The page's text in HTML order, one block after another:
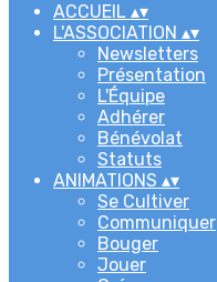
ACCUEIL ▴▾
L'ASSOCIATION ▴▾
Newsletters
Présentation
L'Équipe
Adhérer
Bénévolat
Statuts
ANIMATIONS ▴▾
Se Cultiver
Communiquer
Bouger
Jouer